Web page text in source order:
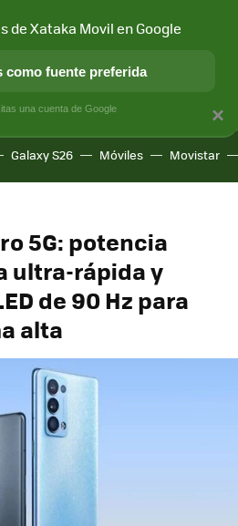
SOCIEDAD APLICACIONES
Galaxy S26 Móviles Movistar
5G: potencia
ultra-rápida y
de 90 Hz para
alta
×
de Xataka Movil en Google
como fuente preferida
una cuenta de Google